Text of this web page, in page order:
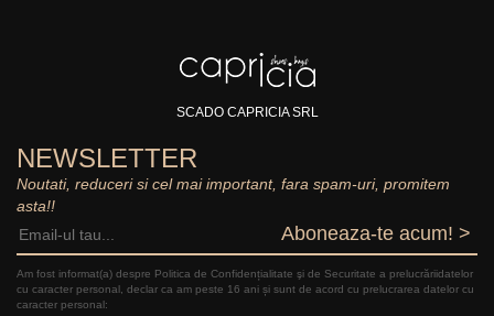
SCADO CAPRICIA SRL
NEWSLETTER
Noutati, reduceri si cel mai important, fara spam-uri, promitem
asta!!
Aboneaza-te acum! >
Am fost informat(a) despre Politica de Confidențialitate şi de Securitate a prelucrăriidatelor
cu caracter personal, declar ca am peste 16 ani și sunt de acord cu prelucrarea datelor cu
caracter personal: